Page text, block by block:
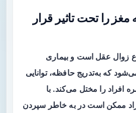
مغز را تحت تاثیر قرار
زوال عقل است و بیماری
که به‌تدریج حافظه، توانایی
افراد را مختل می‌کند. با
ممکن است در به خاطر سپردن